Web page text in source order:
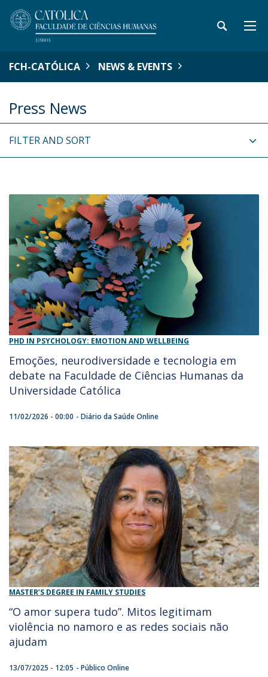
FCH-CATÓLICA NEWS & EVENTS
Press News
FILTER AND SORT
PHD IN PSYCHOLOGY: EMOTION AND WELLBEING
Emoções, neurodiversidade e tecnologia em
debate na Faculdade de Ciências Humanas da
Universidade Católica
11/02/2026 - 00:00 Diário da Saúde Online
MASTER’S DEGREE IN FAMILY STUDIES
“O amor supera tudo”. Mitos legitimam
violência no namoro e as redes sociais não
ajudam
13/07/2025 - 12:05 Público Online